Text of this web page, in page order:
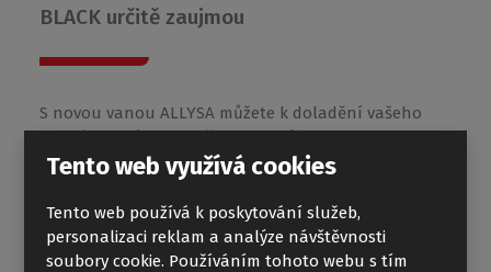
BLACK určitě zaujmou
S novou vanou ALLYSA můžete k doladění vašeho
interiéru vybírat mezi černou a bílou variantou!
Luxusní oválná volně stojící vana z litého
mramoru o rozměru 170x80 cm.
Tento web využívá cookies
Tento web používá k poskytování služeb,
personalizaci reklam a analýze návštěvnosti
soubory cookie. Používáním tohoto webu s tím